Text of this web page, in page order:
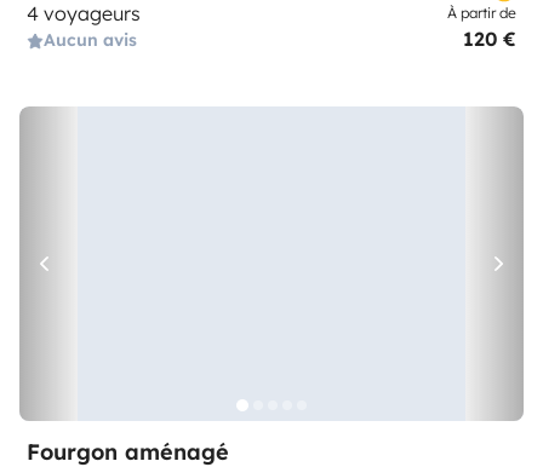
4 voyageurs
Aucun avis
À partir de
120 €
Fourgon aménagé